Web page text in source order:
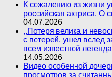
К сожалению из жизни
российская актриса. О
04.07.2026
,,Потеря велика и
с потерей, ушел вслед
всем известной
14.05.2026
Видео особенной
просмотров за